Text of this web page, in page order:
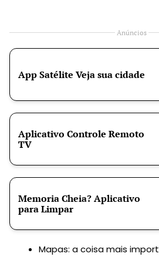
Anúncios
App Satélite Veja sua cidade
Aplicativo Controle Remoto
TV
Memoria Cheia? Aplicativo
para Limpar
Mapas: a coisa mais